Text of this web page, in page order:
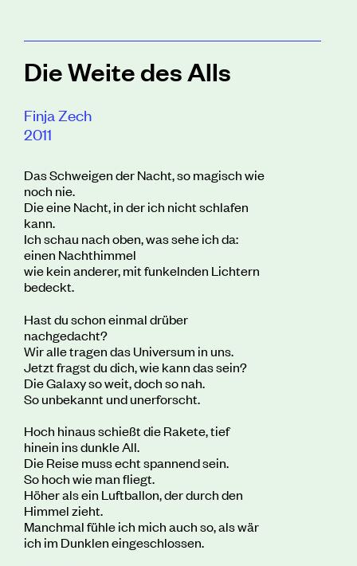
Die Weite des Alls
Finja Zech
2011
Das Schweigen der Nacht, so magisch wie
noch nie.
Die eine Nacht, in der ich nicht schlafen
kann.
Ich schau nach oben, was sehe ich da:
einen Nachthimmel
wie kein anderer, mit funkelnden Lichtern
bedeckt.
Hast du schon einmal drüber
nachgedacht?
Wir alle tragen das Universum in uns.
Jetzt fragst du dich, wie kann das sein?
Die Galaxy so weit, doch so nah.
So unbekannt und unerforscht.
Hoch hinaus schießt die Rakete, tief
hinein ins dunkle All.
Die Reise muss echt spannend sein.
So hoch wie man fliegt.
Höher als ein Luftballon, der durch den
Himmel zieht.
Manchmal fühle ich mich auch so, als wär
ich im Dunklen eingeschlossen.